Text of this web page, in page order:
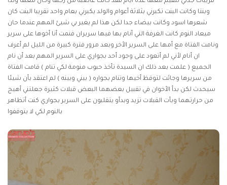
وبنتا وكانت البنت تكبرني بثلاثة أعوام والولد يكبرني بعام واحد تقريبا البنت كان
شعرها اسود وكانت بيضاء جدا لكن هذا لم يغير بي شيئ المهم عندما حان
ميعاد النوم كانت الغرفة التي أنام بها فيها سريران فنمت أنا أخوها على سرير
ونامت الفتاة مع أمها على السرير الأخر وبعد مرور فترة كبيرة من الليل لم أعرف
ان أنام لأني لم أتعود على وجود أحد بجواري على السرير المهم بعد أن نام
الجميع ( علمت بعد ذلك ان السيدة تأخذ حبوب منومة لكي تنام ) قامت الفتاة
من سريرها وجائت لتوقظ أخيها وتنام بجواره ( بيني وبينه ) لم اعتقد بأن شيئا
سيحدث لكن بدأ الأخوان في تقبيل بعضهما البعض قبلات كثيرة جعلتني أهيج
من حرارتهما وبأت القبلات تزيد وبدأو يتقلبون على السرير بجواري كنت أتظاهر
بالنوم لكي لا يتوقفوا